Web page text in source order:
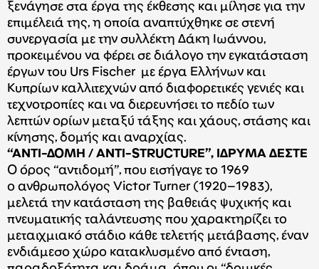
ξενάγησε στα έργα της έκθεσης και μίλησε για την
επιμέλειά της, η οποία αναπτύχθηκε σε στενή
συνεργασία με την συλλέκτη Δάκη Ιωάννου,
προκειμένου να φέρει σε διάλογο την εγκατάσταση
έργων του Urs Fischer με έργα Ελλήνων και
Κυπρίων καλλιτεχνών από διαφορετικές γενιές και
τεχνοτροπίες και να διερευνήσει το πεδίο των
λεπτών ορίων μεταξύ τάξης και χάους, στάσης και
κίνησης, δομής και αναρχίας.
“ΑΝΤΙ-ΔΟΜΗ / ANTI-STRUCTURE”, ΙΔΡΥΜΑ ΔΕΣΤΕ
Ο όρος “αντιδομή”, που εισήγαγε το 1969
ο ανθρωπολόγος Victor Turner (1920–1983),
μελετά την κατάσταση της βαθειάς ψυχικής και
πνευματικής ταλάντευσης που χαρακτηρίζει το
μεταιχμιακό στάδιο κάθε τελετής μετάβασης, έναν
ενδιάμεσο χώρο κατακλυσμένο από ένταση,